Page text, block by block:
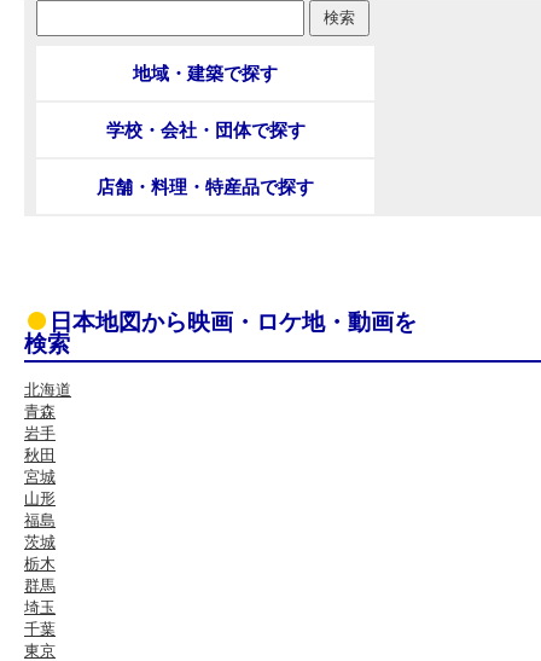
地域・建築で探す
学校・会社・団体で探す
店舗・料理・特産品で探す
日本地図から映画・ロケ地・動画を
検索
北海道
青森
岩手
秋田
宮城
山形
福島
茨城
栃木
群馬
埼玉
千葉
東京